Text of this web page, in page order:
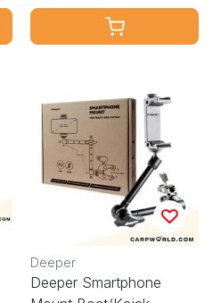
Deeper
Deeper Smartphone